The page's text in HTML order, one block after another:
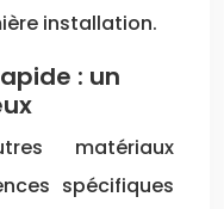
installation.
: un
matériaux
spécifiques